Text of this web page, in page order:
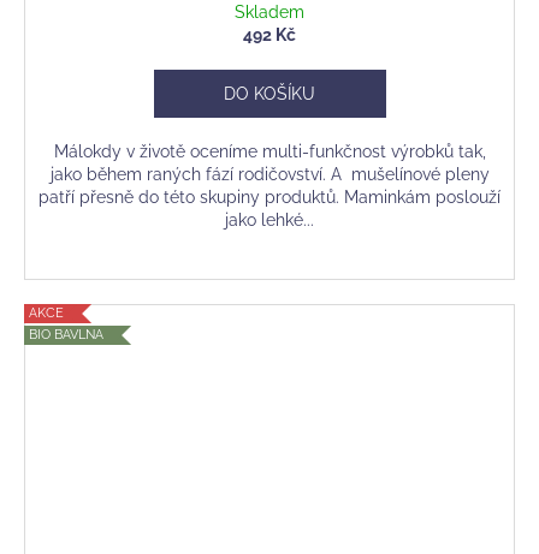
Skladem
492 Kč
DO KOŠÍKU
Málokdy v životě oceníme multi-funkčnost výrobků tak,
jako během raných fází rodičovství. A mušelínové pleny
patří přesně do této skupiny produktů. Maminkám poslouží
jako lehké...
AKCE
BIO BAVLNA